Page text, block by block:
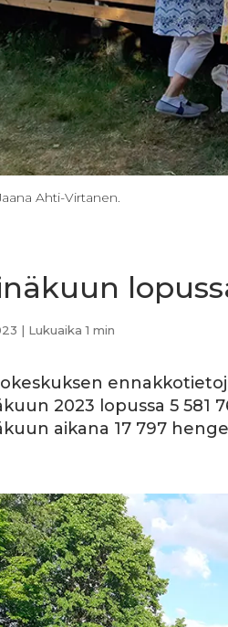
Ahti-Virtanen.
| Lukuaika 1 min
2023 lopussa 5 581
aikana 17 797